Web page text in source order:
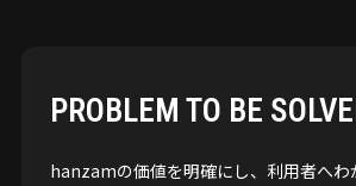
PROBLEM TO BE
hanzamの価値を明確にし、利用者へわ